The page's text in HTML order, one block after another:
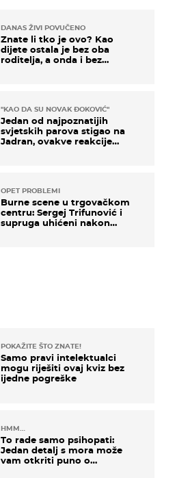
DANAS ŽIVI POVUČENO
Znate li tko je ovo? Kao
dijete ostala je bez oba
roditelja, a onda i bez
"KAO DA SU NOVAK ĐOKOVIĆ"
Jedan od najpoznatijih
svjetskih parova stigao na
Jadran, ovakve reakcije
OPET PROBLEMI
Burne scene u trgovačkom
centru: Sergej Trifunović i
supruga uhićeni nakon
POKAŽITE ŠTO ZNATE!
Samo pravi intelektualci
mogu riješiti ovaj kviz bez
ijedne pogreške
HMM…
To rade samo psihopati:
Jedan detalj s mora može
vam otkriti puno o